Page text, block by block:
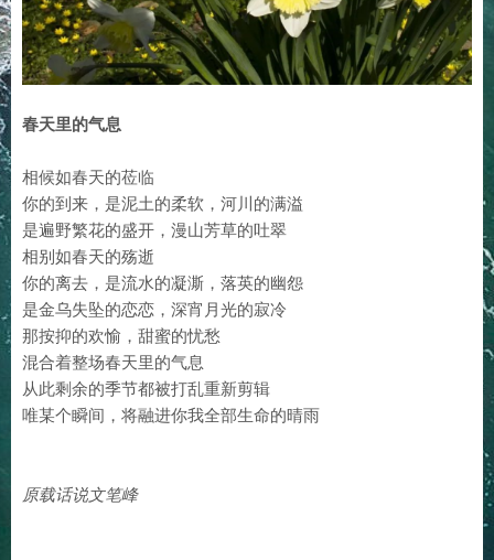
春天里的气息
相候如春天的莅临
你的到来，是泥土的柔软，河川的满溢
是遍野繁花的盛开，漫山芳草的吐翠
相别如春天的殇逝
你的离去，是流水的凝澌，落英的幽怨
是金乌失坠的恋恋，深宵月光的寂冷
那按抑的欢愉，甜蜜的忧愁
混合着整场春天里的气息
从此剩余的季节都被打乱重新剪辑
唯某个瞬间，将融进你我全部生命的晴雨
原载话说文笔峰